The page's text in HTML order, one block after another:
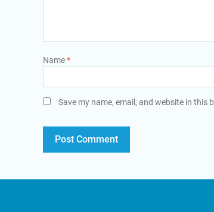
Name*
Save my name, email, and website in this